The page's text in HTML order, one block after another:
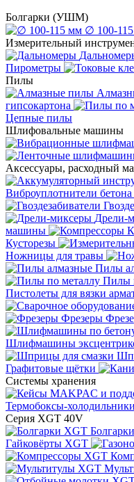
Болгарки (УШМ)
∅ 100-
Измерительный
Пирометры
Пилы
гипсокартона
Цепные пилы
Шлифовальные машины
Аксессуары, расходный
Виброуплотнители бетона
Дрели-
машины
Кусторезы
Ножницы для травы
Пилы
Пилы
Пистолеты для вязки
Фрезеры
Шлифмашины
Графитовые щётки
Системы хранения
Термобоксы-холодильники
Серия XGT 40V
Гайковёрты XGT